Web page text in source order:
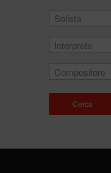
Solista
Interprete
Compositore
Cerca